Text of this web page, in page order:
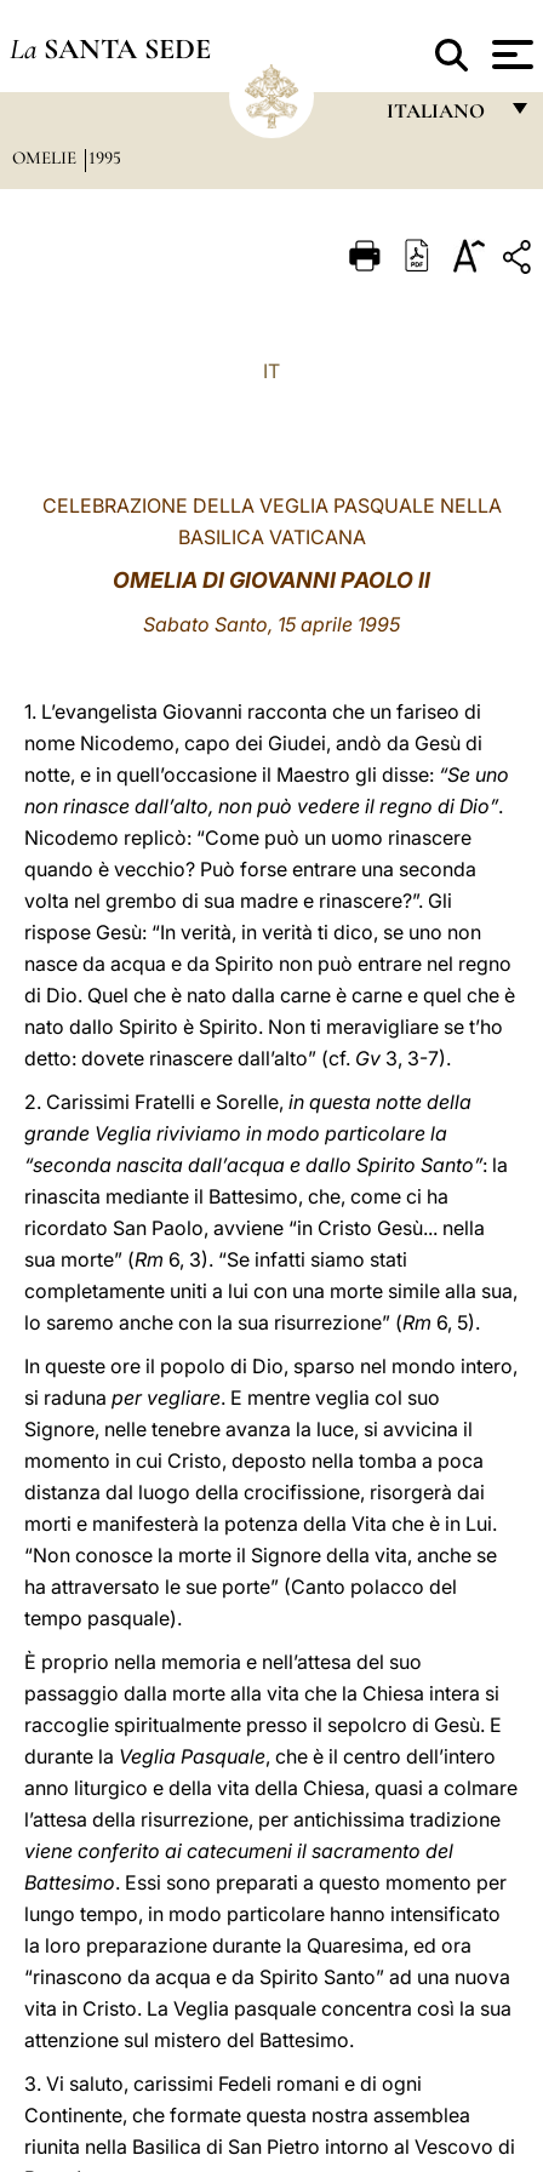
La SANTA SEDE
ITALIANO
ITALIANO
LATINE
OMELIE 1995
IT
CELEBRAZIONE DELLA VEGLIA PASQUALE NELLA
BASILICA VATICANA
OMELIA DI GIOVANNI PAOLO II
Sabato Santo, 15 aprile 1995
1. L’evangelista Giovanni racconta che un fariseo di
nome Nicodemo, capo dei Giudei, andò da Gesù di
notte, e in quell’occasione il Maestro gli disse: “Se uno
non rinasce dall’alto, non può vedere il regno di Dio”.
Nicodemo replicò: “Come può un uomo rinascere
quando è vecchio? Può forse entrare una seconda
volta nel grembo di sua madre e rinascere?”. Gli
rispose Gesù: “In verità, in verità ti dico, se uno non
nasce da acqua e da Spirito non può entrare nel regno
di Dio. Quel che è nato dalla carne è carne e quel che è
nato dallo Spirito è Spirito. Non ti meravigliare se t’ho
detto: dovete rinascere dall’alto” (cf. Gv 3, 3-7).
2. Carissimi Fratelli e Sorelle, in questa notte della
grande Veglia riviviamo in modo particolare la
“seconda nascita dall’acqua e dallo Spirito Santo”: la
rinascita mediante il Battesimo, che, come ci ha
ricordato San Paolo, avviene “in Cristo Gesù... nella
sua morte” (Rm 6, 3). “Se infatti siamo stati
completamente uniti a lui con una morte simile alla sua,
lo saremo anche con la sua risurrezione” (Rm 6, 5).
In queste ore il popolo di Dio, sparso nel mondo intero,
si raduna per vegliare. E mentre veglia col suo
Signore, nelle tenebre avanza la luce, si avvicina il
momento in cui Cristo, deposto nella tomba a poca
distanza dal luogo della crocifissione, risorgerà dai
morti e manifesterà la potenza della Vita che è in Lui.
“Non conosce la morte il Signore della vita, anche se
ha attraversato le sue porte” (Canto polacco del
tempo pasquale).
È proprio nella memoria e nell’attesa del suo
passaggio dalla morte alla vita che la Chiesa intera si
raccoglie spiritualmente presso il sepolcro di Gesù. E
durante la Veglia Pasquale, che è il centro dell’intero
anno liturgico e della vita della Chiesa, quasi a colmare
l’attesa della risurrezione, per antichissima tradizione
viene conferito ai catecumeni il sacramento del
Battesimo. Essi sono preparati a questo momento per
lungo tempo, in modo particolare hanno intensificato
la loro preparazione durante la Quaresima, ed ora
“rinascono da acqua e da Spirito Santo” ad una nuova
vita in Cristo. La Veglia pasquale concentra così la sua
attenzione sul mistero del Battesimo.
3. Vi saluto, carissimi Fedeli romani e di ogni
Continente, che formate questa nostra assemblea
riunita nella Basilica di San Pietro intorno al Vescovo di